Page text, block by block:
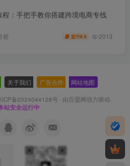
程：手把手教你搭建跨境电商专线
前 盟币9.9 2013
关于我们 广告合作 网站地图
ICP备2024044128号 · 由百盟网强力驱动.
站安全运行中